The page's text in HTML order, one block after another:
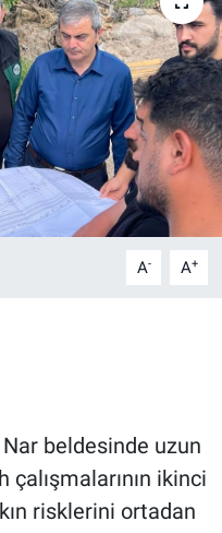
A- A+
beldesinde uzun
çalışmalarının ikinci
risklerini ortadan